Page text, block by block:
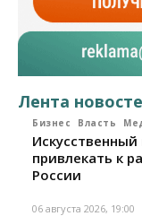
Лента
Бизнес Власть
привлекать к
России
06 августа 2026, 19:00